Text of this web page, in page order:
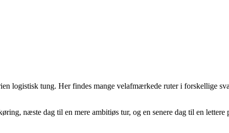
logistisk tung. Her findes mange velafmærkede ruter i forskellige
næste dag til en mere ambitiøs tur, og en senere dag til en